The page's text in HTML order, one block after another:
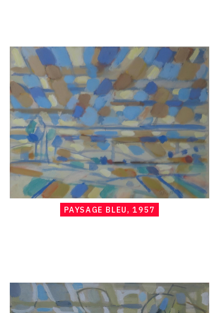
Hans
Seiler,
Paysage
bleu,
1957
PAYSAGE BLEU, 1957
Hans
Paysage
de